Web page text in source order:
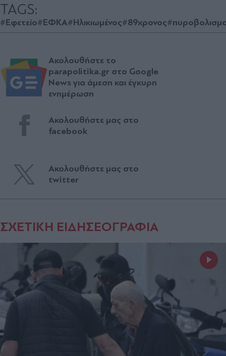
TAGS:
#Εφετείο#ΕΦΚΑ#Ηλικιωμένος#89χρονος
Ακολουθήστε το
parapolitika.gr στο Google
News για άμεση και έγκυρη
ενημέρωση
Ακολουθήστε μας στο
facebook
Ακολουθήστε μας στο
twitter
ΣΧΕΤΙΚΗ ΕΙΔΗΣΕΟΓΡΑΦΙΑ